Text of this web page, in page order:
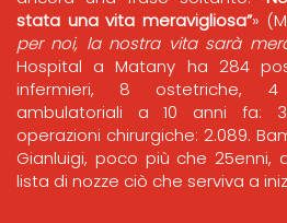
stata una vita meravigliosa”»
per noi, la nostra vita sarà
Hospital a Matany ha 284
infermieri, 8 ostetriche, 4
ambulatoriali a 10 anni fa:
operazioni chirurgiche: 2.089.
Gianluigi, poco più che 25enni,
lista di nozze ciò che serviva a